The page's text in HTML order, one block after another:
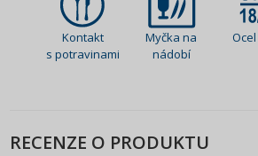
Kontakt
s potravinami
Myčka na
nádobí
RECENZE O PRODUKTU